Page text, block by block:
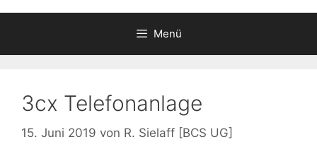
Menü
3cx Telefonanlage
15. Juni 2019 von R. Sielaff [BCS UG]